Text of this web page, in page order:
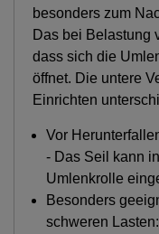
besonders zum
Das bei Belastung
dass sich die
öffnet. Die untere
Einrichten
Vor
- Das Seil kann
Umlenkrolle
Besonders
schweren Lasten: